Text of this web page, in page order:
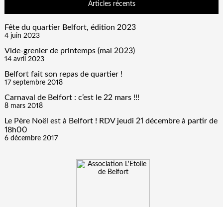
Articles récents
Fête du quartier Belfort, édition 2023
4 juin 2023
Vide-grenier de printemps (mai 2023)
14 avril 2023
Belfort fait son repas de quartier !
17 septembre 2018
Carnaval de Belfort : c’est le 22 mars !!!
8 mars 2018
Le Père Noël est à Belfort ! RDV jeudi 21 décembre à partir de
18h00
6 décembre 2017